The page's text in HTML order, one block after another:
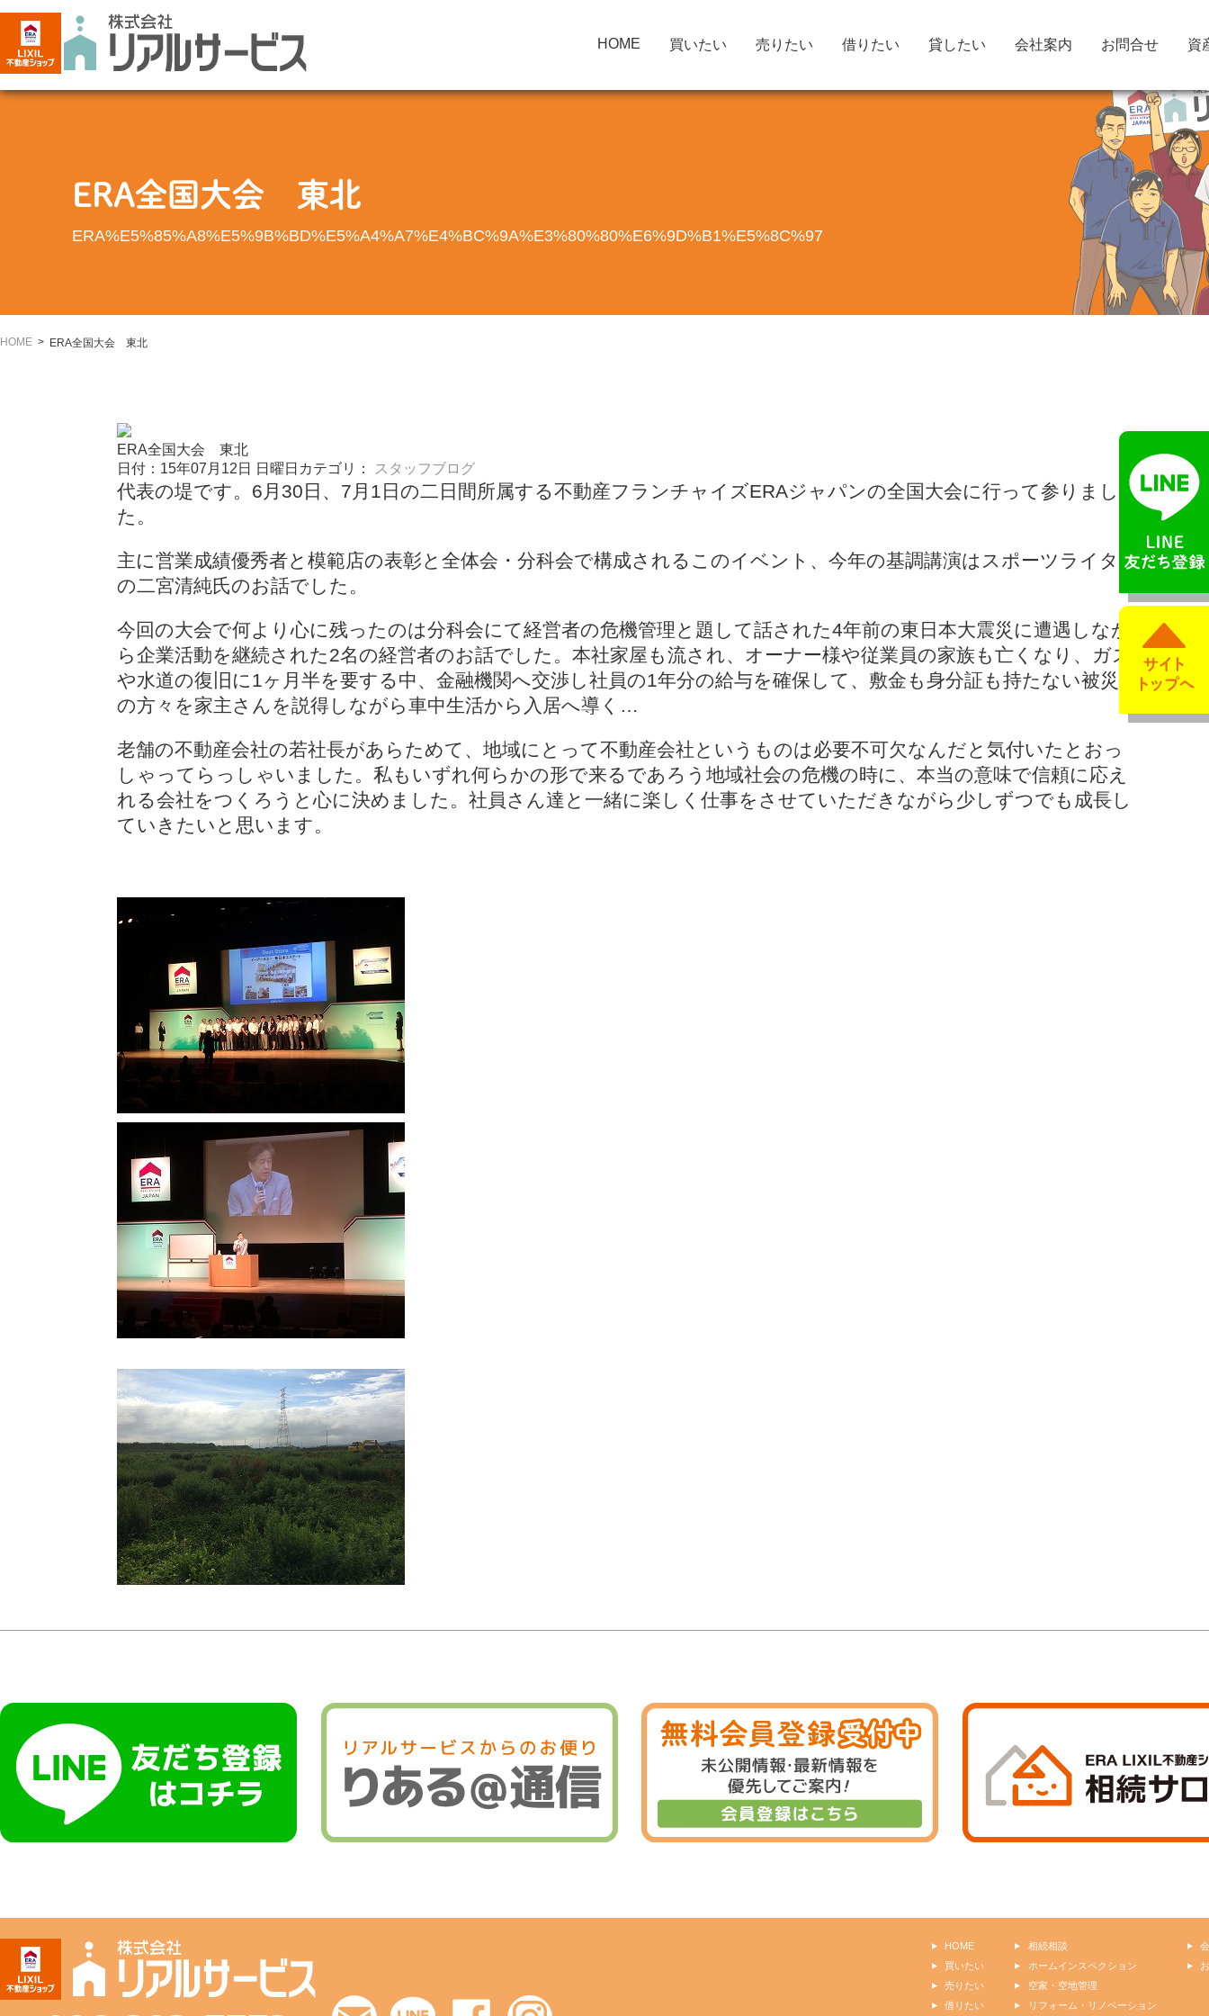
HOME 買いたい 売りたい 借りたい 貸したい 会社案内 お問合せ 資
ERA全国大会 東北
ERA%E5%85%A8%E5%9B%BD%E5%A4%A7%E4%BC%9A%E3%80%80%E6%9D%B1%E5%8C%97
HOME ERA全国大会 東北
ERA全国大会 東北
日付：15年07月12日 日曜日 カテゴリ： スタッフブログ
代表の堤です。6月30日、7月1日の二日間所属する不動産フランチャイズERAジャパンの全国大会に行って参りまし
た。
主に営業成績優秀者と模範店の表彰と全体会・分科会で構成されるこのイベント、今年の基調講演はスポーツライター
の二宮清純氏のお話でした。
今回の大会で何より心に残ったのは分科会にて経営者の危機管理と題して話された4年前の東日本大震災に遭遇しなが
ら企業活動を継続された2名の経営者のお話でした。本社家屋も流され、オーナー様や従業員の家族も亡くなり、ガス
や水道の復旧に1ヶ月半を要する中、金融機関へ交渉し社員の1年分の給与を確保して、敷金も身分証も持たない被災者
の方々を家主さんを説得しながら車中生活から入居へ導く…
老舗の不動産会社の若社長があらためて、地域にとって不動産会社というものは必要不可欠なんだと気付いたとおっ
しゃってらっしゃいました。私もいずれ何らかの形で来るであろう地域社会の危機の時に、本当の意味で信頼に応え
れる会社をつくろうと心に決めました。社員さん達と一緒に楽しく仕事をさせていただきながら少しずつでも成長し
ていきたいと思います。
HOME
買いたい
売りたい
借りたい
相続相談
ホームインスペクション
空家・空地管理
リフォーム・リノベーション